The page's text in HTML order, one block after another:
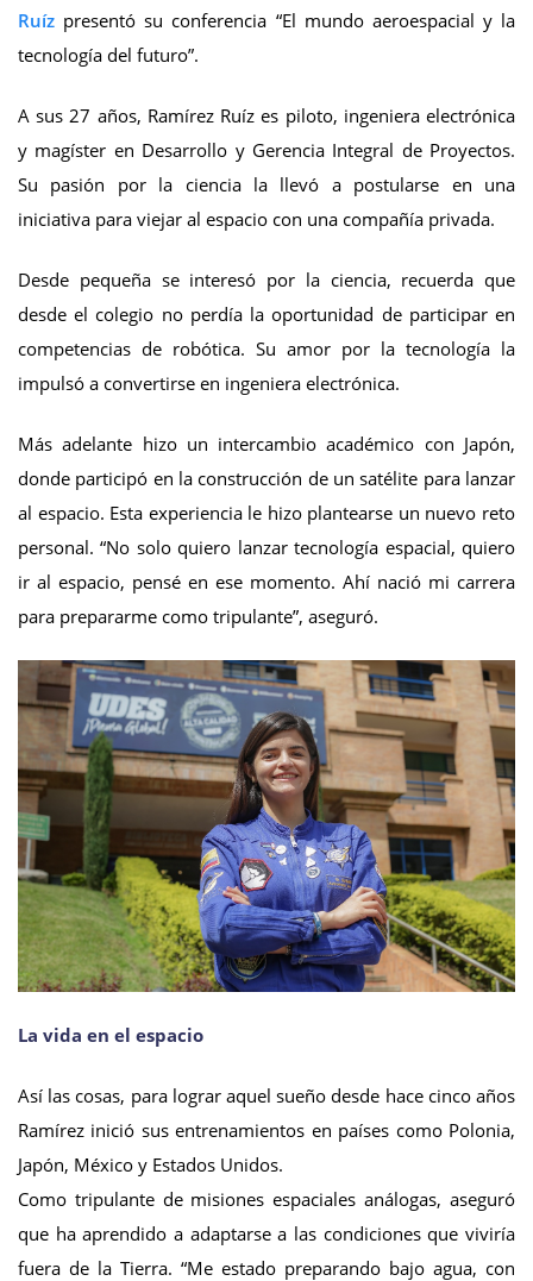
Ruíz presentó su conferencia “El mundo aeroespacial y la
tecnología del futuro”.
A sus 27 años, Ramírez Ruíz es piloto, ingeniera electrónica
y magíster en Desarrollo y Gerencia Integral de Proyectos.
Su pasión por la ciencia la llevó a postularse en una
iniciativa para viejar al espacio con una compañía privada.
Desde pequeña se interesó por la ciencia, recuerda que
desde el colegio no perdía la oportunidad de participar en
competencias de robótica. Su amor por la tecnología la
impulsó a convertirse en ingeniera electrónica.
Más adelante hizo un intercambio académico con Japón,
donde participó en la construcción de un satélite para lanzar
al espacio. Esta experiencia le hizo plantearse un nuevo reto
personal. “No solo quiero lanzar tecnología espacial, quiero
ir al espacio, pensé en ese momento. Ahí nació mi carrera
para prepararme como tripulante”, aseguró.
La vida en el espacio
Así las cosas, para lograr aquel sueño desde hace cinco años
Ramírez inició sus entrenamientos en países como Polonia,
Japón, México y Estados Unidos.
Como tripulante de misiones espaciales análogas, aseguró
que ha aprendido a adaptarse a las condiciones que viviría
fuera de la Tierra. “Me estado preparando bajo agua, con